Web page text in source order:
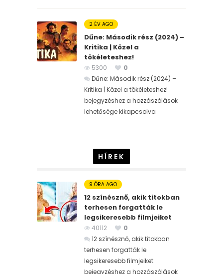
2 ÉV AGO
Dűne: Második rész (2024) –
Kritika | Közel a
tökéleteshez!
5300
0
Dűne: Második rész (2024) –
Kritika | Közel a tökéleteshez!
bejegyzéshez a hozzászólások
lehetősége kikapcsolva
HÍREK
9 ÓRA AGO
12 színésznő, akik titokban
terhesen forgatták le
legsikeresebb filmjeiket
40112
0
12 színésznő, akik titokban
terhesen forgatták le
legsikeresebb filmjeiket
bejegyzéshez a hozzászólások